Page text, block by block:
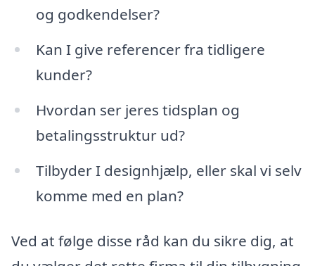
og godkendelser?
Kan I give referencer fra tidligere
kunder?
Hvordan ser jeres tidsplan og
betalingsstruktur ud?
Tilbyder I designhjælp, eller skal vi selv
komme med en plan?
Ved at følge disse råd kan du sikre dig, at